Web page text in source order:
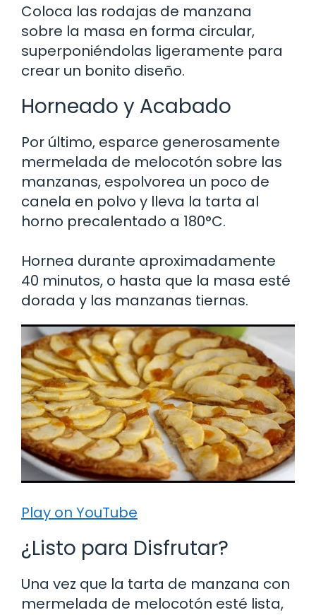
Coloca las rodajas de manzana
sobre la masa en forma circular,
superponiéndolas ligeramente para
crear un bonito diseño.
Horneado y Acabado
Por último, esparce generosamente
mermelada de melocotón sobre las
manzanas, espolvorea un poco de
canela en polvo y lleva la tarta al
horno precalentado a 180°C.
Hornea durante aproximadamente
40 minutos, o hasta que la masa esté
dorada y las manzanas tiernas.
Play on YouTube
¿Listo para Disfrutar?
Una vez que la tarta de manzana con
mermelada de melocotón esté lista,